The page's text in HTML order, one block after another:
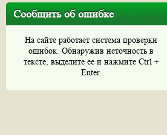
Сообщить об ошибке
На сайте работает система проверки
ошибок. Обнаружив неточность в
тексте, выделите ее и нажмите Ctrl +
Enter.